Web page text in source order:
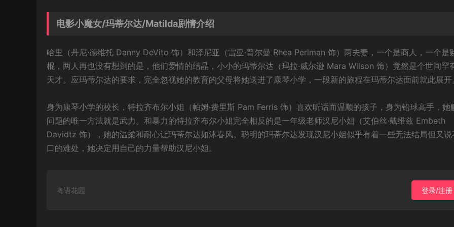
电影小魔女/玛蒂尔达/Matilda剧情介绍
哈里（丹尼·德维托 Danny DeVito 饰）和泽尼亚（雷亚·普尔曼 Rhea Perlman 饰）两夫妻，一个是商人，一个是
棍，两人再也没有想到的是，他们爱情的结晶，小小的玛蒂尔达（玛拉·威尔逊 Mara Wilson 饰）竟然是个世间罕
天才。应玛蒂尔达的要求，完全忽视她的教育的父母将她送进了康琴小学，一段新的旅程在玛蒂尔达面前就此展开
身为康琴小学的校长，特拉齐布尔小姐（帕姆·费里斯 Pam Ferris 饰）喜欢听话而温顺的孩子，身为铅球高手，她
问题的唯一方法就是武力。和暴力的特拉齐布尔小姐完全相反的是一年级老师汉尼小姐（艾伯丝·戴维兹 Embeth
Davidtz 饰），她的温柔和耐心让玛蒂尔达如沐春风。聪明的玛蒂尔达发现汉尼小姐似乎有着一些无法结局但又说
口的难处，她决定用自己的力量帮助汉尼小姐。
粤语花园 登录/注册